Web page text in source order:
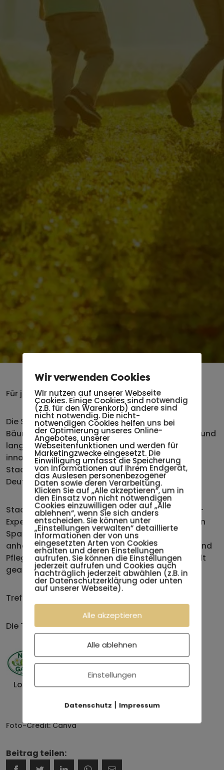
Für jeden Eisenstädter einen Baum!
Die Stadt Eisenstadt ist sich der Bedeutung der
Bäume und der Besonderheit in der Behandlung und
langfristigen Planung bewusst. Mit seinem
innovativen Stadtbaumkonzept übernimmt die
Stadt eine Vorreiterrolle in Österreich und in
Deutschland.
Stadtgärtner und „Natur im Garten Burgenland“-
Experte Stefan Ferschich nimmt uns mit auf einen
Spaziergang durch den Schlosspark und erklärt
anhand von Beispielen, worauf bei der Planung und
Pflege von öffentlichen Grünräumen in Eisenstadt
geachtet wird.
Treffpunkt: Teich beim Leopoldinentempel
Die Teilnahme ist kostenlos!
Logoleiste Natur im Garten – 1
Foto-Credit: Canva
Beitrag teilen:
Wir verwenden Cookies
Wir nutzen auf unserer Webseite
Cookies. Einige Cookies sind notwendig
(z.B. für den Warenkorb) andere sind
nicht notwendig. Die nicht-
notwendigen Cookies helfen uns bei
der Optimierung unseres Online-
Angebotes, unserer
Webseitenfunktionen und werden für
Marketingzwecke eingesetzt. Die
Einwilligung umfasst die Speicherung
von Informationen auf Ihrem Endgerät,
das Auslesen personenbezogener
Daten sowie deren Verarbeitung.
Klicken Sie auf „Alle akzeptieren“, um in
den Einsatz von nicht notwendigen
Cookies einzuwilligen oder auf „Alle
ablehnen“, wenn Sie sich anders
entscheiden. Sie können unter
„Einstellungen verwalten“ detaillierte
Informationen der von uns
eingesetzten Arten von Cookies
erhalten und deren Einstellungen
aufrufen. Sie können die Einstellungen
jederzeit aufrufen und Cookies auch
nachträglich jederzeit abwählen (z.B. in
der Datenschutzerklärung oder unten
auf unserer Webseite).
Alle akzeptieren
Alle ablehnen
Einstellungen
Datenschutz | Impressum